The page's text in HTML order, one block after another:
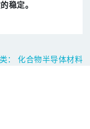
稳定。
： 化合物半导体材料